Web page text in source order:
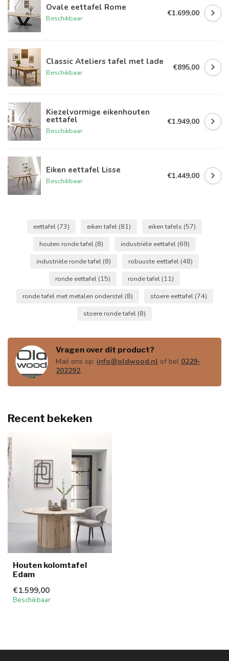
Ovale eettafel Rome
Beschikbaar
€1.699,00
Classic Ateliers tafel met lade
Beschikbaar
€895,00
Kiezelvormige eikenhouten
eettafel
Beschikbaar
€1.949,00
Eiken eettafel Lisse
Beschikbaar
€1.449,00
eettafel (73) eiken tafel (81) eiken tafels (57)
houten ronde tafel (8) industriële eettafel (69)
industriële ronde tafel (8) robuuste eettafel (48)
ronde eettafel (15) ronde tafel (11)
ronde tafel met metalen onderstel (8) stoere eettafel (74)
stoere ronde tafel (8)
Vragen over dit product?
Mail ons op: info@oldwood.nl of bel 0229-
202292.
Recent bekeken
Houten kolomtafel
Edam
€1.599,00
Beschikbaar